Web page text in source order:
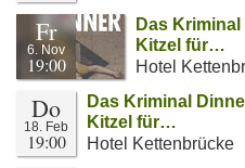
Fr
6. Nov
19:00
Das
Kitzel für…
Hotel
Do
18. Feb
19:00
Das Kriminal
Kitzel für…
Hotel Kettenbrücke